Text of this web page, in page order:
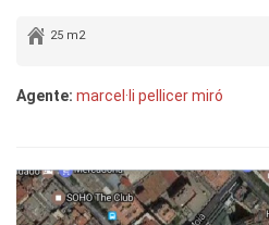
25 m2
Agente: marcel·li pellicer miró